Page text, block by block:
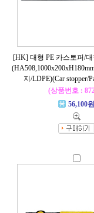
[HK] 대형 PE 카스토퍼/대
지/LDPE)(Car stopper/
(상품번호 :
56,100원